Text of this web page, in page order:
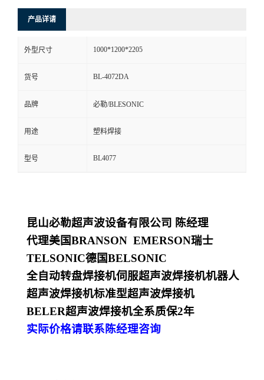
产品详请
外型尺寸 1000*1200*2205
货号 BL-4072DA
品牌 必勒/BLESONIC
用途 塑料焊接
型号 BL4077
昆山必勒超声波设备有限公司 陈经理
代理美国BRANSON EMERSON瑞士
TELSONIC德国BELSONIC
全自动转盘焊接机伺服超声波焊接机机器人
超声波焊接机标准型超声波焊接机
BELER超声波焊接机全系质保2年
实际价格请联系陈经理咨询